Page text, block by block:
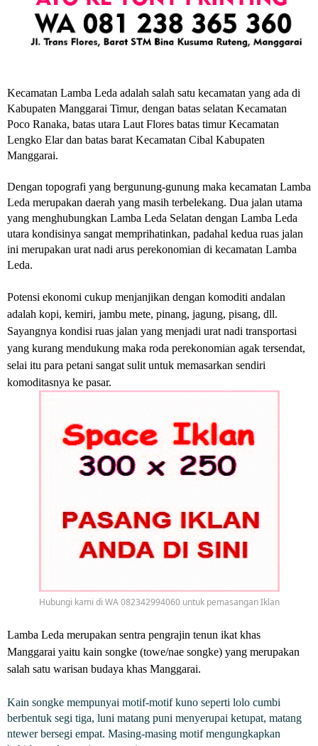
Kecamatan Lamba Leda adalah salah satu kecamatan yang ada di
Kabupaten Manggarai Timur, dengan batas selatan Kecamatan
Poco Ranaka, batas utara Laut Flores batas timur Kecamatan
Lengko Elar dan batas barat Kecamatan Cibal Kabupaten
Manggarai.
Dengan topografi yang bergunung-gunung maka kecamatan Lamba
Leda merupakan daerah yang masih terbelekang. Dua jalan utama
yang menghubungkan Lamba Leda Selatan dengan Lamba Leda
utara kondisinya sangat memprihatinkan, padahal kedua ruas jalan
ini merupakan urat nadi arus perekonomian di kecamatan Lamba
Leda.
Potensi ekonomi cukup menjanjikan dengan komoditi andalan
adalah kopi, kemiri, jambu mete, pinang, jagung, pisang, dll.
Sayangnya kondisi ruas jalan yang menjadi urat nadi transportasi
yang kurang mendukung maka roda perekonomian agak tersendat,
selai itu para petani sangat sulit untuk memasarkan sendiri
komoditasnya ke pasar.
Hubungi kami di WA 082342994060 untuk pemasangan Iklan
Lamba Leda merupakan sentra pengrajin tenun ikat khas
Manggarai yaitu kain songke (towe/nae songke) yang merupakan
salah satu warisan budaya khas Manggarai.
Kain songke mempunyai motif-motif kuno seperti lolo cumbi
berbentuk segi tiga, luni matang puni menyerupai ketupat, matang
ntewer bersegi empat. Masing-masing motif mengungkapkan